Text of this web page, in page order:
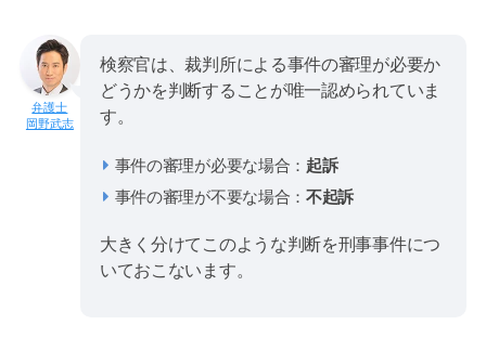
岡野武志
検察官は、裁判所による事件の審理が必要か
どうかを判断することが唯一認められていま
す。
事件の審理が必要な場合： 起訴
事件の審理が不要な場合：不起訴
大きく分けてこのような判断を刑事事件につ
いておこないます。